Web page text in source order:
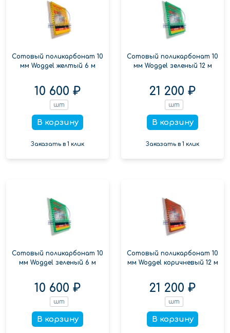
Сотовый поликарбонат 10
мм Woggel желтый 6 м
10 600 ₽
шт
В корзину
Заказать в 1 клик
Сотовый поликарбонат 10
мм Woggel зеленый 12 м
21 200 ₽
шт
В корзину
Заказать в 1 клик
Сотовый поликарбонат 10
мм Woggel зеленый 6 м
10 600 ₽
шт
В корзину
Сотовый поликарбонат 10
мм Woggel коричневый 12 м
21 200 ₽
шт
В корзину